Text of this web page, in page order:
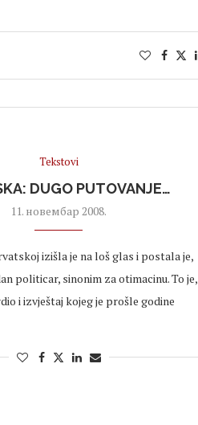
Tekstovi
DUGO PUTOVANJE…
11. новембар 2008.
izišla je na loš glas i postala je,
politicar, sinonim za otimacinu. To je,
i izvještaj kojeg je prošle godine